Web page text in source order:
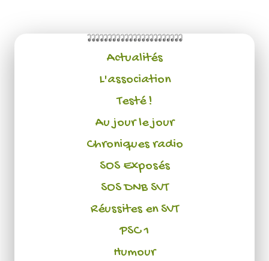
Actualités
L'association
Testé !
Au jour le jour
Chroniques radio
SOS Exposés
SOS DNB SVT
Réussites en SVT
PSC 1
Humour